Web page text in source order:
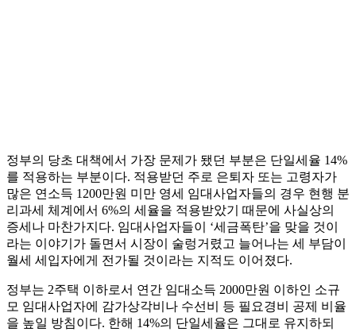
정부의 당초 대책에서 가장 문제가 됐던 부분은 단일세율 14%
를 적용하는 부분이다. 적용받던 주로 은퇴자 또는 고령자가
많은 연소득 1200만원 미만 영세 임대사업자들의 경우 현행 분
리과세 체계에서 6%의 세율을 적용받았기 때문에 사실상의
증세나 마찬가지다. 임대사업자들이 ‘세금폭탄’을 맞을 것이
라는 이야기가 돌면서 시장이 술렁거렸고 늘어나는 세 부담이
월세 세입자에게 전가될 것이라는 지적도 이어졌다.
정부는 2주택 이하로서 연간 임대소득 2000만원 이하인 소규
모 임대사업자에 감가상각비나 수선비 등 필요경비 공제 비율
을 높일 방침이다. 한해 14%의 단일세율은 그대로 유지하되